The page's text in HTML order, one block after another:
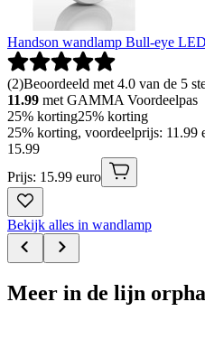
Handson wandlamp Bull-eye
(2)Beoordeeld met 4.0 van de 5
11.99 met GAMMA Voordeelpas
25% korting25% korting
25% korting, voordeelprijs:
15.99
Prijs: 15.99 euro
Bekijk alles in wandlamp
Meer in de lijn